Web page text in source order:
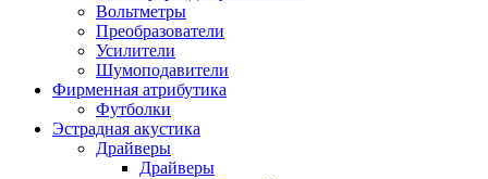
Вольтметры
Преобразователи
Усилители
Шумоподавители
Фирменная атрибутика
Футболки
Эстрадная акустика
Драйверы
Драйверы